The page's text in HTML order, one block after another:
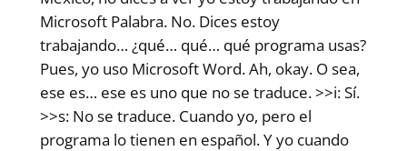
Microsoft Palabra. No. Dices estoy
trabajando… ¿qué… qué… qué programa usas?
Pues, yo uso Microsoft Word. Ah, okay. O sea,
ese es… ese es uno que no se traduce. >>i: Sí.
>>s: No se traduce. Cuando yo, pero el
programa lo tienen en español. Y yo cuando